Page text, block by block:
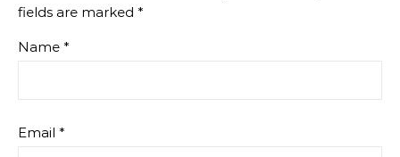
fields are marked *
Name *
Email *